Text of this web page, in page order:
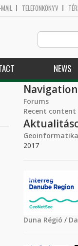
TELEFONKÖNYV
NEWS
Navigation
Forums
Recent content
2017
Duna Régió /